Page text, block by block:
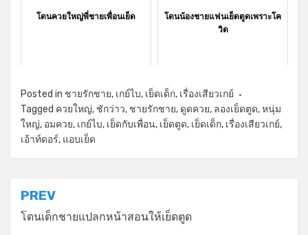
โดนควยใหญ่พี่ชายเพื่อนเย็ด
โดนน้องชายแฟนเย็ดตูดเพราะโค
วิด
Posted in ชายรักชาย, เกย์ไบ, เย็ดเด็ก, เรื่องเสียวเกย์
Tagged ควยใหญ่, ชักว่าว, ชายรักชาย, ดูดควย, ลองเย็ดตูด,หนุ่ม
ใหญ่, อมควย, เกย์ไบ, เย็ดกับเพื่อน, เย็ดตูด, เย็ดเด็ก, เรื่องเสียวเกย์,
เอ้าท์ดอร์, แอบเย็ด
แนะแนว
เรื่อง
PREV
โดนเด็กชายแปลกหน้าสอนให้เย็ดตูด